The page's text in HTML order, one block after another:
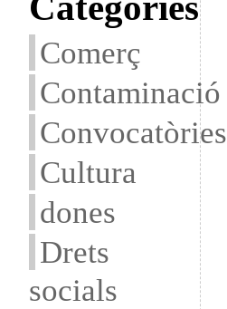
Comerç
Contaminació
Convocatòries
Cultura
dones
Drets
socials